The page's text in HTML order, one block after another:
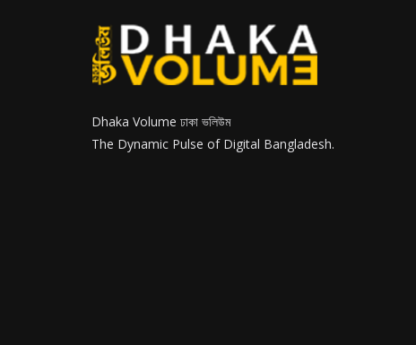
Dhaka Volume ঢাকা ভলিউম
The Dynamic Pulse of Digital Bangladesh.